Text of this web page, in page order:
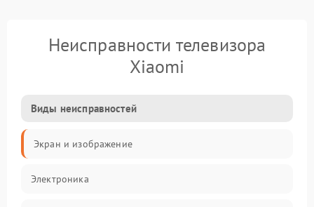
Неисправности телевизора
Xiaomi
Виды неисправностей
Экран и изображение
Электроника